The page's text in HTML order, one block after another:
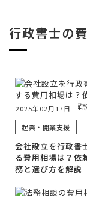
行政書士の
2025年02月17日
起業・開業支援
会社設立を行政書
る費用相場は？依
務と選び方を解説